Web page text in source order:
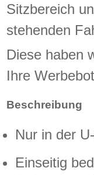
Sitzbereich
stehenden
Diese haben
Ihre
Beschreibung
Nur in der
Einseitig